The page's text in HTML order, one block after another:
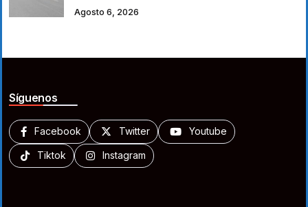
Agosto 6, 2026
Síguenos
Facebook Twitter Youtube
Tiktok Instagram